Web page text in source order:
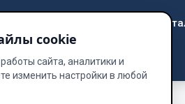
cookie
сайта, аналитики и
изменить настройки в любой